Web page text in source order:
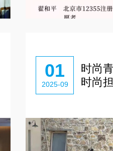
01
2025-09
时尚
时尚